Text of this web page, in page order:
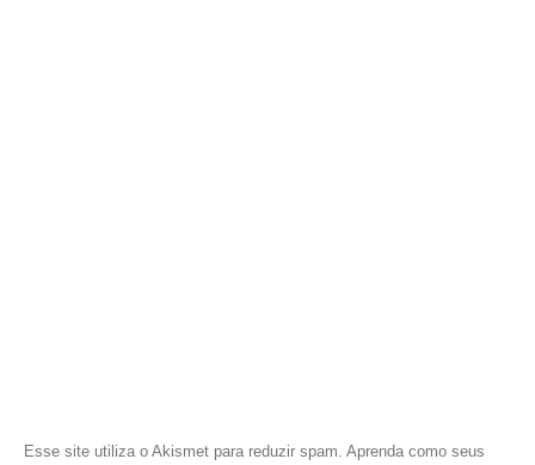
Esse site utiliza o Akismet para reduzir spam. Aprenda como seus